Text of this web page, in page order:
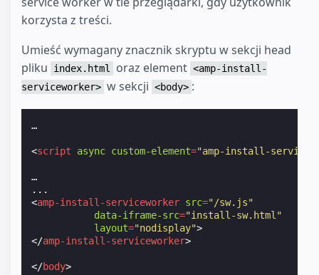
korzysta z treści.
Umieść wymagany znacznik skryptu w sekcji head
pliku
index.html oraz element <amp-install-
serviceworker> w sekcji <body> :
…
<script async custom-element="amp-install-
…
<amp-install-serviceworker src="/sw.js"
data-iframe-src="install-sw.html"
layout="nodisplay">
</amp-install-serviceworker>
</body>